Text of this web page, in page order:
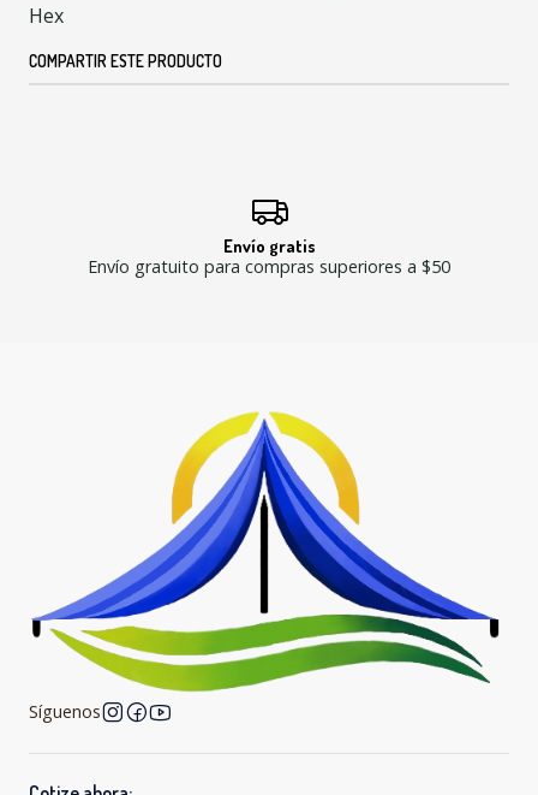
Hex
COMPARTIR ESTE PRODUCTO
Envío gratis
Envío gratuito para compras superiores a $50
Síguenos